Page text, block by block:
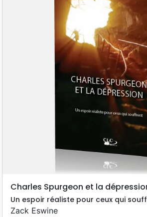
Charles Spurgeon et la
Un espoir réaliste pour ceux qui
Zack Eswine